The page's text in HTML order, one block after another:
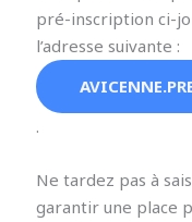
pré-inscription ci-
l’adresse suivante :
.
Ne tardez pas à
garantir une place